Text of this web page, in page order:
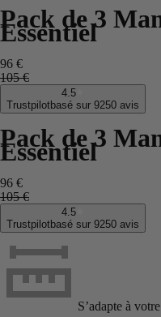
Pack de 3
Essentiel
96 €
105 €
4.5
Trustpilotbasé sur 9250 avis
Pack de 3
Essentiel
96 €
105 €
4.5
Trustpilotbasé sur 9250 avis
S’adapte à